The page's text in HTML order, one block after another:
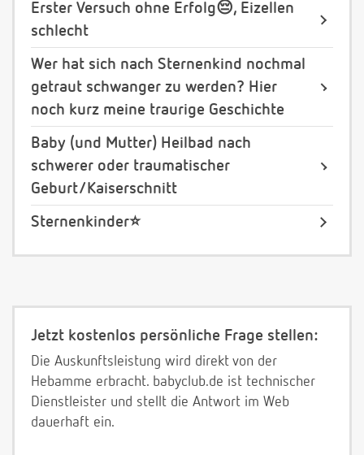
Erster Versuch ohne Erfolg😔, Eizellen
schlecht
Wer hat sich nach Sternenkind nochmal
getraut schwanger zu werden? Hier
noch kurz meine traurige Geschichte
Baby (und Mutter) Heilbad nach
schwerer oder traumatischer
Geburt/Kaiserschnitt
Sternenkinder⭐️
Jetzt kostenlos persönliche Frage stellen:
Die Auskunftsleistung wird direkt von der
Hebamme erbracht. babyclub.de ist technischer
Dienstleister und stellt die Antwort im Web
dauerhaft ein.